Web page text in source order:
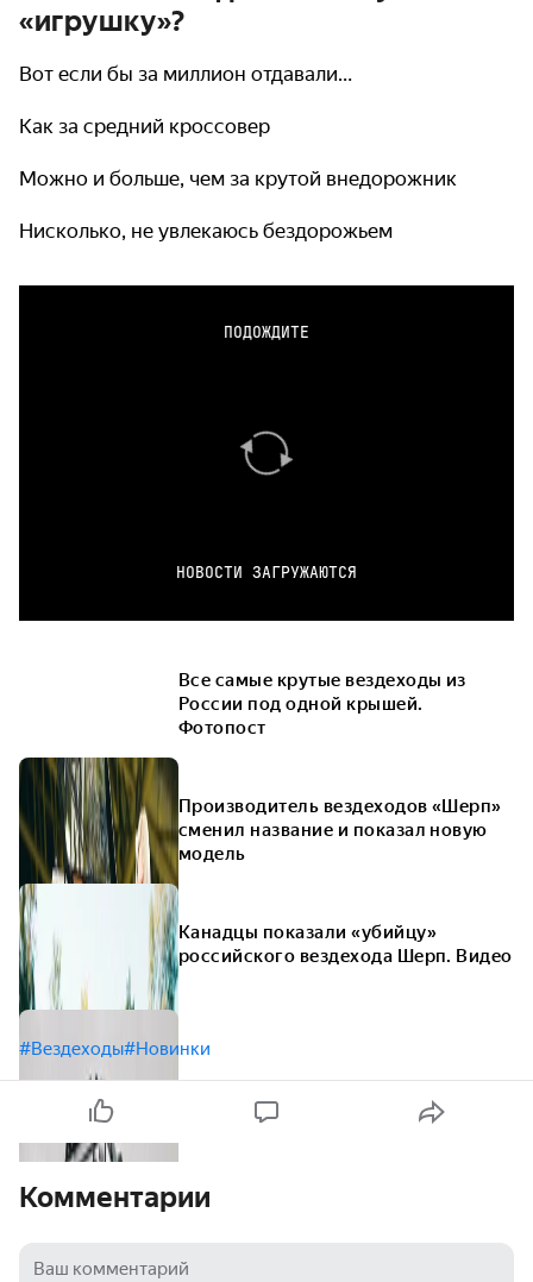
«игрушку»?
Вот если бы за миллион отдавали…
Как за средний кроссовер
Можно и больше, чем за крутой внедорожник
Нисколько, не увлекаюсь бездорожьем
ПОДОЖДИТЕ
НОВОСТИ ЗАГРУЖАЮТСЯ
Все самые крутые вездеходы из
России под одной крышей.
Фотопост
Производитель вездеходов «Шерп»
сменил название и показал новую
модель
Канадцы показали «убийцу»
российского вездехода Шерп. Видео
#Вездеходы#Новинки
Комментарии